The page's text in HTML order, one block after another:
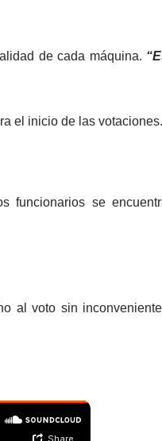
de cada máquina.
el inicio de las votaciones.
funcionarios se
al voto sin